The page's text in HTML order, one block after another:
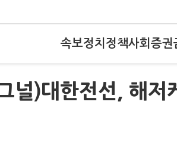
속보정치 정책사회 증권
널)대한전선, 해저